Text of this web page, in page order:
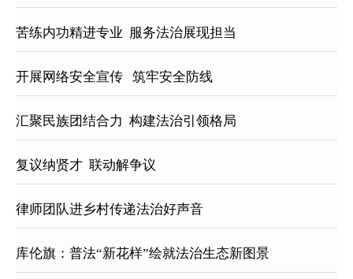
苦练内功精进专业  服务法治展现担当
开展网络安全宣传   筑牢安全防线
汇聚民族团结合力  构建法治引领格局
复议纳贤才  联动解争议
律师团队进乡村传递法治好声音
库伦旗：普法“新花样”绘就法治生态新图景